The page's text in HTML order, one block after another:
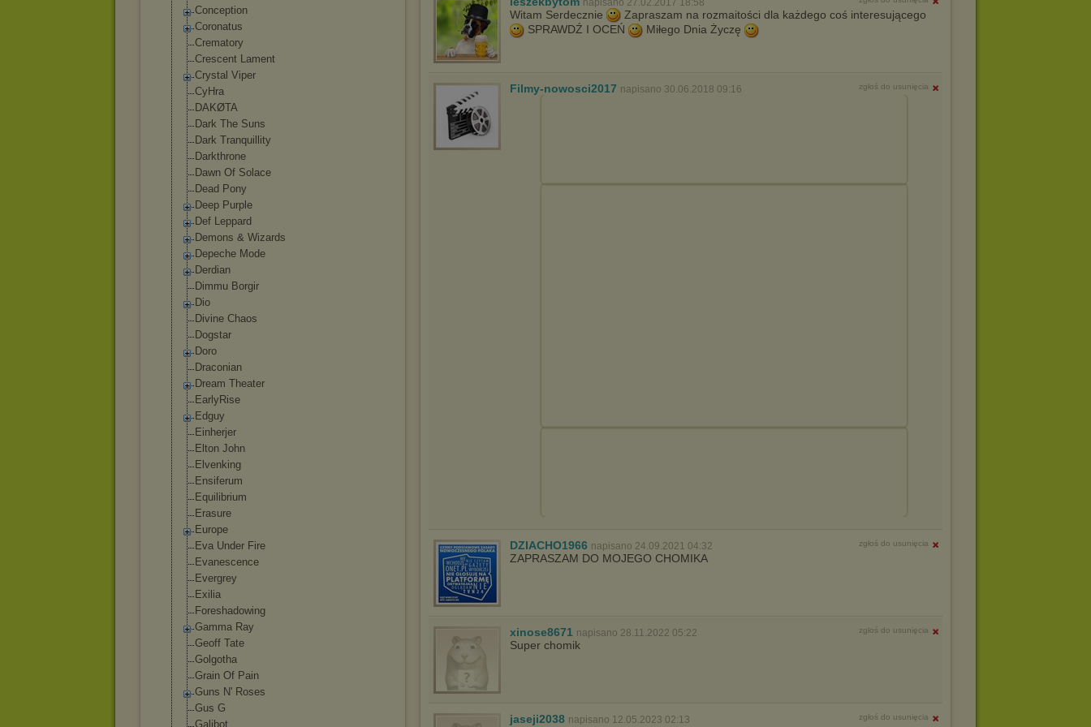
Conception
Coronatus
Crematory
Crescent Lament
Crystal Viper
CyHra
DAKØTA
Dark The Suns
Dark Tranquillity
Darkthrone
Dawn Of Solace
Dead Pony
Deep Purple
Def Leppard
Demons & Wizards
Depeche Mode
Derdian
Dimmu Borgir
Dio
Divine Chaos
Dogstar
Doro
Draconian
Dream Theater
EarlyRise
Edguy
Einherjer
Elton John
Elvenking
Ensiferum
Equilibrium
Erasure
Europe
Eva Under Fire
Evanescence
Evergrey
Exilia
Foreshadowing
Gamma Ray
Geoff Tate
Golgotha
Grain Of Pain
Guns N' Roses
Gus G
Gаlibоt
napisano 27.02.2017 18:58
Witam Serdecznie
Zapraszam na rozmaitości dla każdego coś interesującego
SPRAWDŹ I OCEŃ
Miłego Dnia Życzę
Filmy-nowosci2017 napisano 30.06.2018 09:16 zgłoś do usunięcia
DZIACHO1966 napisano 24.09.2021 04:32 zgłoś do usunięcia
ZAPRASZAM DO MOJEGO CHOMIKA
xinose8671 napisano 28.11.2022 05:22 zgłoś do usunięcia
Super chomik
jaseji2038 napisano 12.05.2023 02:13 zgłoś do usunięcia